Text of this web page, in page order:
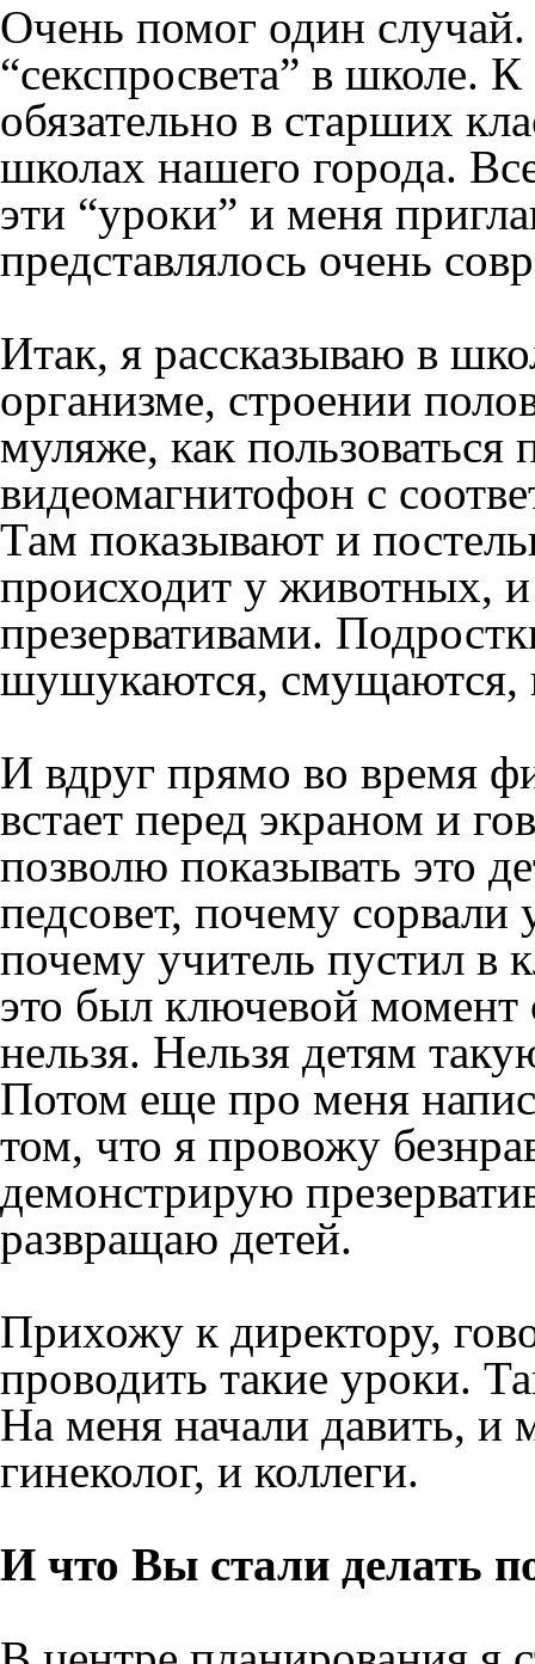
Очень помог один
“секспросвета” в школе.
обязательно в старших
школах нашего города.
эти “уроки” и меня
представлялось очень
Итак, я рассказываю в
организме, строении
муляже, как
видеомагнитофон с
Там показывают и
происходит у животных, и
презервативами.
шушукаются, смущаются,
И вдруг прямо во время
встает перед экраном и
позволю показывать это
педсовет, почему сорвали
почему учитель пустил в
это был ключевой момент
нельзя. Нельзя детям
Потом еще про меня
том, что я провожу
демонстрирую
развращаю детей.
Прихожу к директору,
проводить такие уроки.
На меня начали давить, и
гинеколог, и коллеги.
И что Вы стали делать